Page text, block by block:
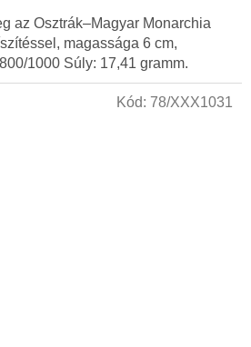
az Osztrák–Magyar Monarchia
magassága 6 cm,
1000 Súly: 17,41 gramm.
Kód: 78/XXX1031